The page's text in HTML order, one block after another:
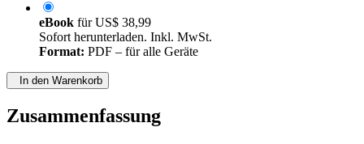
eBook fürUS$ 38,99
Sofort herunterladen. Inkl. MwSt.
Format: PDF – für alle Geräte
In den Warenkorb
Zusammenfassung